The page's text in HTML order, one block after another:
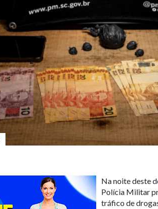
Na noite deste
Polícia Militar
tráfico de